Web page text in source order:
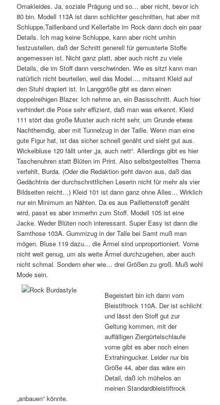
Omakleides. Ja, soziale Prägung und so… aber nicht, bevor ich
80 bin. Modell 113A ist dann schlichter geschnitten, hat aber mit
Schluppe,Taillenband und Kellerfalte im Rock dann doch ein paar
Details. Ich mag keine Schluppe, kann aber nicht umhin
festzustellen, daß der Schnitt generell für gemusterte Stoffe
angemessen ist. Nicht ganz platt, aber auch nicht zu viele
Details, die im Stoff dann verschwinden. Wie es sitzt kann man
natürlich nicht beurteilen, weil das Model…. mitsamt Kleid auf
den Stuhl drapiert ist. In Langgröße gibt es dann einen
doppelreihigen Blazer. Ich nehme an, ein Basisschnitt. Auch hier
verhindert die Pose sehr effizient, daß man was erkennt. Kleid
111 stört das große Muster auch nicht sehr, um Grunde etwas
Nachthemdig, aber mit Tunnelzug in der Taille. Wenn man eine
gute Figur hat, ist das sicher schnell genäht und sieht gut aus.
Wickelbluse 120 fällt unter „ja, auch nett“. Allerdings gibt es hier
Taschenuhren statt Blüten im Print. Also selbstgestelltes Thema
verfehlt, Burda. (Oder die Redaktion geht davon aus, daß das
Gedächtnis der durchschnittlichen Leserin nicht für mehr als vier
Bildseiten reicht…) Kleid 101 ist dann ganz ohne Alles… Wirklich
nur ein Minimum an Nähten. Da es aus Paillettenstoff genäht
wird, passt es aber immerhn zum Stoff. Modell 105 ist eine
Jacke. Weder Blüten noch interessant. Super Easy ist dann die
Samthose 103A. Gummizug in der Talle bei Samt muß man
mögen. Bluse 119 dazu… die Ärmel sind unproportioniert. Vorne
nicht weit genug, um als weite Ärmel durchzugehen, aber auch
nicht schmal. Sondern eher wie… drei Größen zu groß. Muß wohl
Mode sein.
Begeistert bin ich dann vom
Bleistiftrock 110A. Der ist schlicht
und lässt den Stoff gut zur
Geltung kommen, mit der
auffälligen Ziergürtelschlaufe
vorne gibt es aber noch einen
Extrahingucker. Leider nur bis
Größe 44, aber das wäre ein
Detail, daß ich mühelos an
meinen Standardbleistiftrock
„anbauen“ könnte.